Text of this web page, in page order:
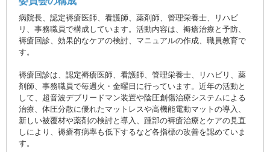
病院長、認定褥瘡医師、看護師、薬剤師、管理栄養士、リハビ
リ、事務職員で構成しています。活動内容は、褥瘡治療と予防、
褥瘡回診、効果的なケアの検討、マニュアルの作成、職員教育で
す。
褥瘡回診は、認定褥瘡医師、看護師、管理栄養士、リハビリ、薬
剤師、事務職員で毎週火・金曜日に行っています。近年の活動と
して、超音波デブリードマン装置や陰圧創傷治療システムによる
治療、体圧分散に優れたマットレスや高機能電動マットの導入、
新しい被覆材や薬剤の検討と導入、踵部の褥瘡治療とケアの見直
しにより、褥瘡有病率も低下するなど各指標の改善を認めていま
す。